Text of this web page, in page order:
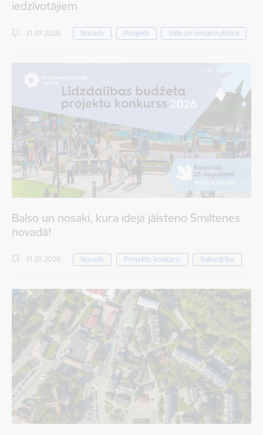
iedzīvotājiem
31.07.2026. Novads Projekti Vide un infrastruktūra
Balso un nosaki, kura ideja jāīsteno Smiltenes
novadā!
31.07.2026. Novads Projektu konkursi Sabiedrība